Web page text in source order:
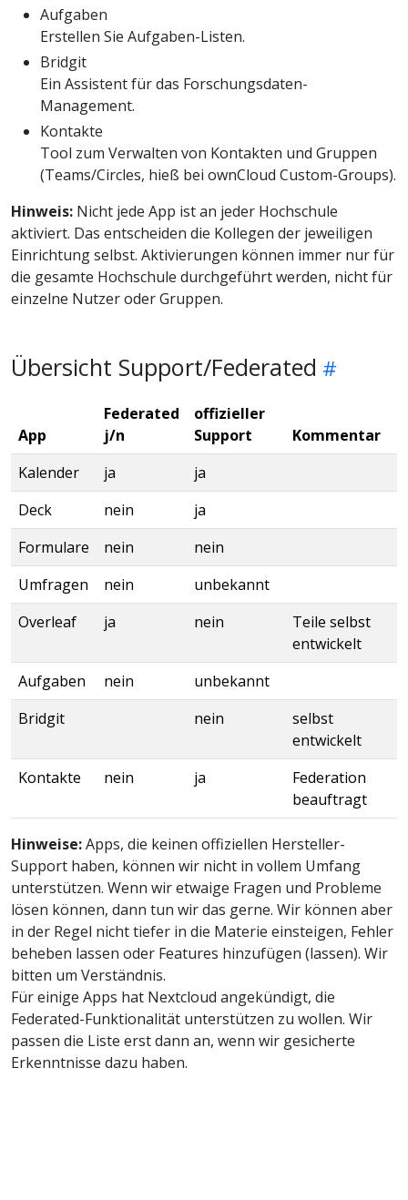
Aufgaben
Erstellen Sie Aufgaben-Listen.
Bridgit
Ein Assistent für das Forschungsdaten-
Management.
Kontakte
Tool zum Verwalten von Kontakten und Gruppen
(Teams/Circles, hieß bei ownCloud Custom-Groups).
Hinweis: Nicht jede App ist an jeder Hochschule
aktiviert. Das entscheiden die Kollegen der jeweiligen
Einrichtung selbst. Aktivierungen können immer nur für
die gesamte Hochschule durchgeführt werden, nicht für
einzelne Nutzer oder Gruppen.
Übersicht Support/Federated
App
Federated
j/n
offizieller
Support
Kommentar
Kalender
ja
ja
Deck
nein
ja
Formulare
nein
nein
Umfragen
nein
unbekannt
Overleaf
ja nein
Teile selbst
entwickelt
Aufgaben
nein
unbekannt
Bridgit
nein
selbst
entwickelt
Kontakte
nein ja
Federation
beauftragt
Hinweise:Apps, die keinen offiziellen Hersteller-
Support haben, können wir nicht in vollem Umfang
unterstützen. Wenn wir etwaige Fragen und Probleme
lösen können, dann tun wir das gerne. Wir können aber
in der Regel nicht tiefer in die Materie einsteigen, Fehler
beheben lassen oder Features hinzufügen (lassen). Wir
bitten um Verständnis.
Für einige Apps hat Nextcloud angekündigt, die
Federated-Funktionalität unterstützen zu wollen. Wir
passen die Liste erst dann an, wenn wir gesicherte
Erkenntnisse dazu haben.